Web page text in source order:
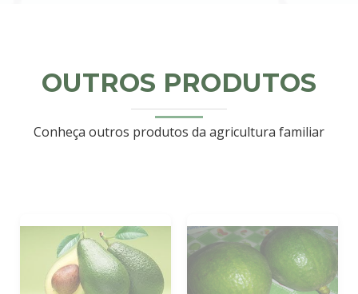
OUTROS PRODUTOS
Conheça outros produtos da agricultura familiar